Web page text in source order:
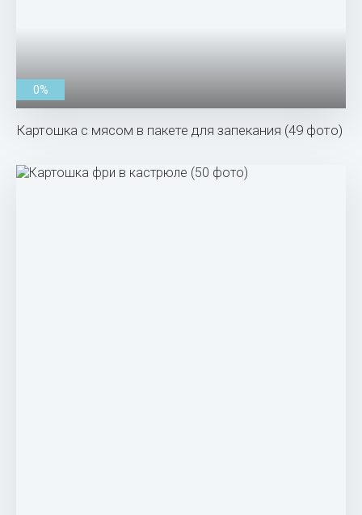
0%
Картошка с мясом в пакете для запекания (49 фото)